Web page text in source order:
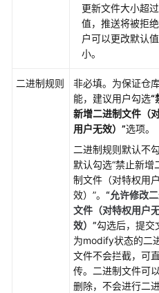
设
更新文件大小超
值，推送将被拒
户可以更改默认
小。
二进制规则
非必填。为保证仓
能，建议用户勾选“
新增二进制文件（
用户无效）”选项。
二进制规则默认不勾
默认勾选“禁止新增
制文件（对特权用
效）”。 “允许修改
文件（对特权用户
效）”勾选后，提交
为modify状态的二
文件不会拦截，可
传。二进制文件可
删除，不会进行二